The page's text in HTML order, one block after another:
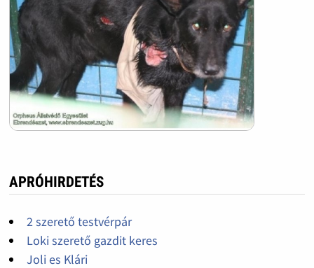
APRÓHIRDETÉS
2 szerető testvérpár
Loki szerető gazdit keres
Joli es Klári